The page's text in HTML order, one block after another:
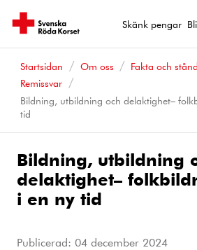
Skänk pengar
Startsidan Om oss
Fakta och
Remissvar
Bildning, utbildning och delaktighet–
tid
Bildning, utbildning
delaktighet–
i en ny tid
Publicerad: 04 december 2024